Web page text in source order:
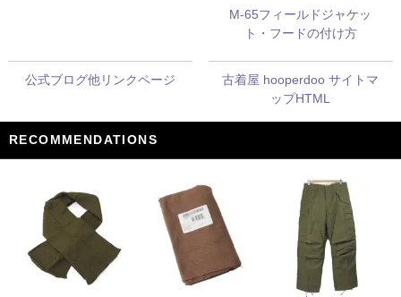
M-65フィールドジャケッ
ト・フードの付け方
公式ブログ他リンクページ
古着屋 hooperdoo サイトマ
ップHTML
RECOMMENDATIONS